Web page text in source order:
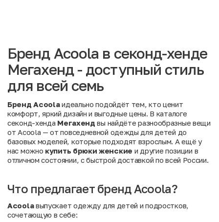
Бренд Acoola в секонд-хенде
Мегахенд - доступный стиль
для всей семь
Бренд Acoolaидеально подойдёт тем, кто ценит
комфорт, яркий дизайн и выгодные цены. В каталоге
секонд-хенда Мегахенд вы найдёте разнообразные вещи
от Acoola — от повседневной одежды для детей до
базовых моделей, которые подходят взрослым. А ещё у
нас можно купить брюки женские и другие позиции в
отличном состоянии, с быстрой доставкой по всей России.
Что предлагает бренд Acoola?
Acoolaвыпускает одежду для детей и подростков,
сочетающую в себе: